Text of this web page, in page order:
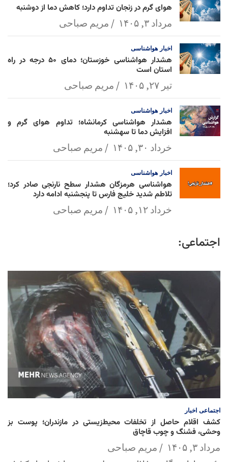
هوای گرم در زنجان تداوم دارد؛ کاهش دما از دوشنبه
مرداد ۳, ۱۴۰۵ مریم صباحی
اخبار هواشناسی
هشدار هواشناسی خوزستان؛ دمای ۵۰ درجه در راه
استان است
تیر ۲۷, ۱۴۰۵ مریم صباحی
اخبار هواشناسی
هشدار هواشناسی کرمانشاه؛ تداوم هوای گرم و
افزایش دما تا سهشنبه
خرداد ۳۰, ۱۴۰۵ مریم صباحی
اخبار هواشناسی
هواشناسی هرمزگان هشدار سطح نارنجی صادر کرد؛
تلاطم شدید خلیج فارس تا پنجشنبه ادامه دارد
خرداد ۱۲, ۱۴۰۵ مریم صباحی
اجتماعی:
اجتماعی اخبار
کشف اقلام حاصل از تخلفات محیط‌زیستی در مازندران؛ پوست بز
وحشی، فشنگ و چوب قاچاق
مرداد ۳, ۱۴۰۵ مریم صباحی